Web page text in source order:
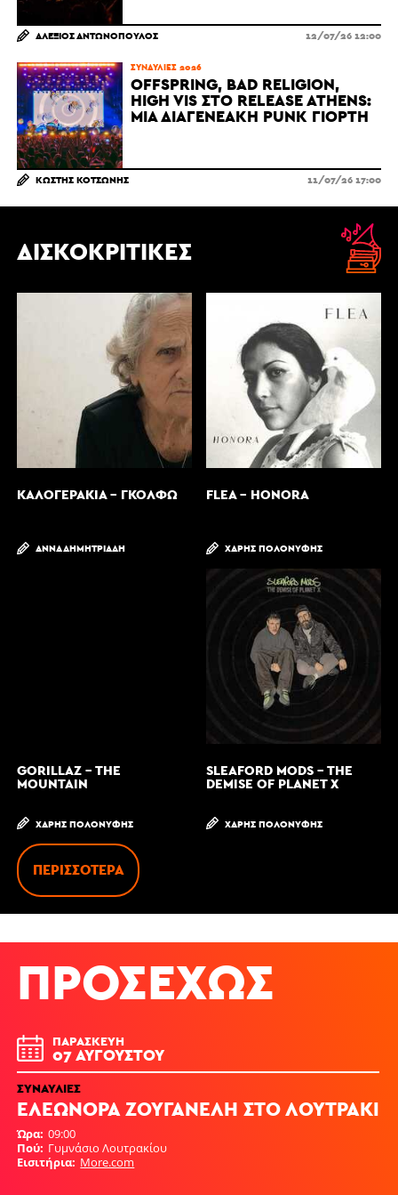
ΔΙΣΚΟΚΡΙΤΙΚΈΣ
ΚΑΛΟΓΕΡΆΚΙΑ - ΓΚΌΛΦΩ
ΆΝΝΑ ΔΗΜΗΤΡΙΆΔΗ
FLEA - HONORA
ΧΆΡΗΣ ΠΟΛΟΝΎΦΗΣ
GORILLAZ - THE
MOUNTAIN
ΧΆΡΗΣ ΠΟΛΟΝΎΦΗΣ
SLEAFORD MODS - THE
DEMISE OF PLANET X
ΧΆΡΗΣ ΠΟΛΟΝΎΦΗΣ
ΠΕΡΙΣΣΌΤΕΡΑ
ΑΛΈΞΙΟΣ ΑΝΤΩΝΌΠΟΥΛΟΣ 12/07/26 12:00
ΣΥΝΑΥΛΊΕΣ 2026
OFFSPRING, BAD RELIGION,
HIGH VIS ΣΤΟ RELEASE ATHENS:
ΜΙΑ ΔΙΑΓΕΝΕΑΚΉ PUNK ΓΙΟΡΤΉ
ΚΩΣΤΉΣ ΚΟΤΣΏΝΗΣ 11/07/26 17:00
ΠΡΟΣΕΧΏΣ
ΠΑΡΑΣΚΕΥΉ
07 ΑΥΓΟΎΣΤΟΥ
ΣΥΝΑΥΛΊΕΣ
ΕΛΕΩΝΟΡΑ ΖΟΥΓΑΝΕΛΗ ΣΤΟ ΛΟΥΤΡΑΚΙ
Ώρα 09:00
Πού Γυμνάσιο Λουτρακίου
Εισιτήρια More.com